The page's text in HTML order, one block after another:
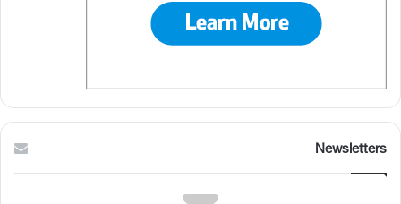
Newsletters